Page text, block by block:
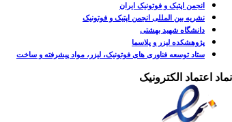
انجمن اپتیک و فوتونیک ایران
نشریه بین المللی انجمن اپتیک و فوتونیک
دانشگاه شهید بهشتی
پژوهشکده لیزر و پلاسما
ستاد توسعه فناوری های فوتونیک، لیزر، مواد پیشرفته و ساخت
نماد اعتماد الکترونیک